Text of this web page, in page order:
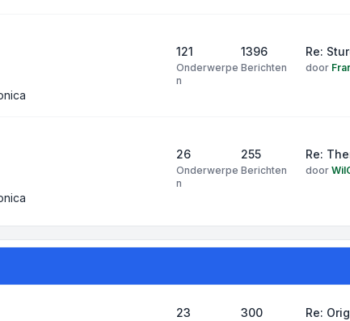
121
Onderwerpe
n
1396
Berichten
Re:
door
26
Onderwerpe
n
255
Berichten
Re:
door
23 300 Re: